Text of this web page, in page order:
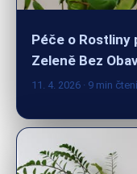
Péče o Rostliny
11. 4. 2026· 9 min čtení